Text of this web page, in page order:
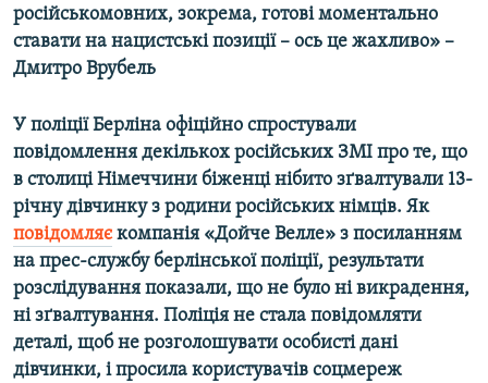
Усі сайти RFE/RL
російськомовних, зокрема, готові моментально
ставати на нацистські позиції – ось це жахливо» –
Дмитро Врубель
У поліції Берліна офіційно спростували
повідомлення декількох російських ЗМІ про те, що
в столиці Німеччини біженці нібито зґвалтували 13-
річну дівчинку з родини російських німців. Як
повідомляєкомпанія «Дойче Велле» з посиланням
на прес-службу берлінської поліції, результати
розслідування показали, що не було ні викрадення,
ні зґвалтування. Поліція не стала повідомляти
деталі, щоб не розголошувати особисті дані
дівчинки, і просила користувачів соцмереж